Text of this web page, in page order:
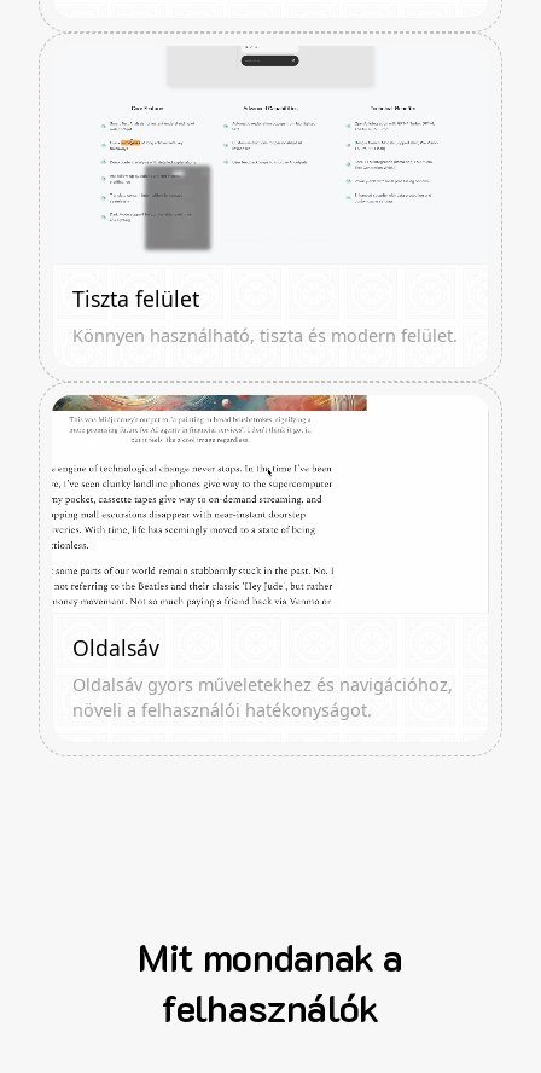
Tiszta felület
Könnyen használható, tiszta és modern felület.
Oldalsáv
Oldalsáv gyors műveletekhez és navigációhoz,
növeli a felhasználói hatékonyságot.
Mit mondanak a
felhasználók